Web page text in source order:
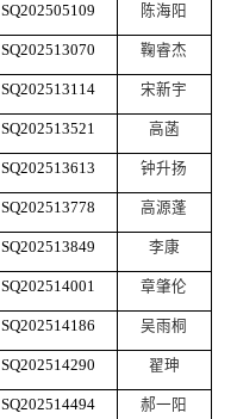
SQ202505109 陈海阳
SQ202513070 鞠睿杰
SQ202513114 宋新宇
SQ202513521 高菡
SQ202513613 钟升扬
SQ202513778 高源蓬
SQ202513849 李康
SQ202514001 章肇伦
SQ202514186 吴雨桐
SQ202514290 翟珅
SQ202514494 郝一阳